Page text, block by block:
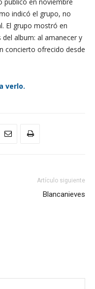
indicó el grupo, no
El grupo mostró en
album: al amanecer y
concierto ofrecido desde
verlo.
Artículo siguiente
Blancanieves